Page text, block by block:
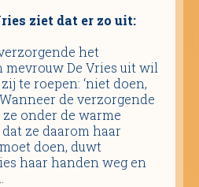
ziet dat er zo uit:
het
De Vries uit wil
te roepen: ‘niet doen,
de verzorgende
onder de warme
ze daarom haar
doen, duwt
haar handen weg en